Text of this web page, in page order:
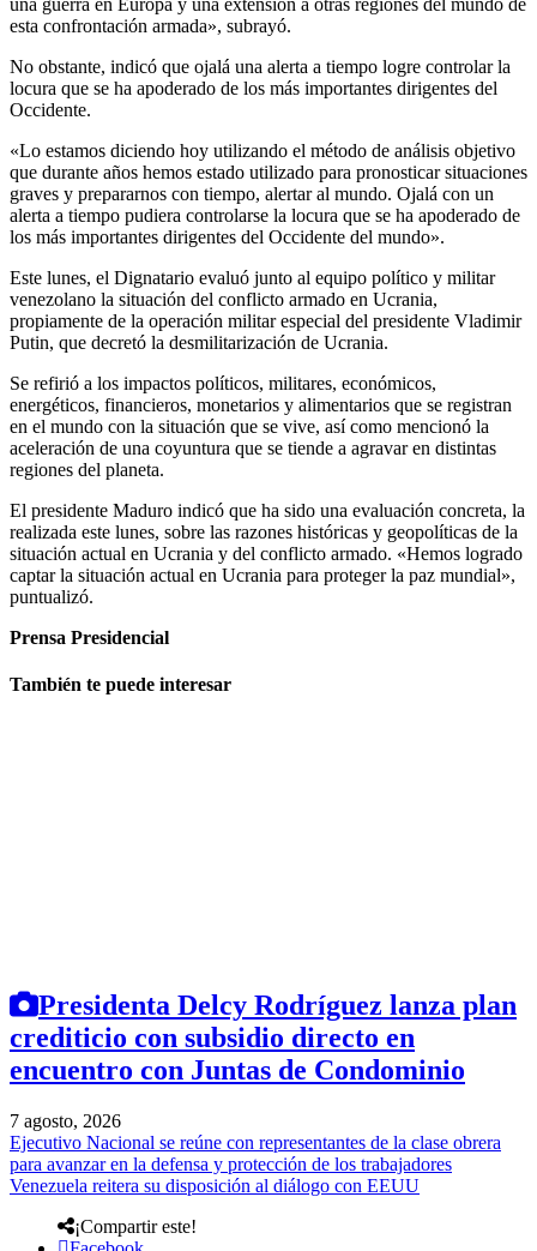
esta confrontación armada», subrayó.
No obstante, indicó que ojalá una alerta a tiempo logre controlar la
locura que se ha apoderado de los más importantes dirigentes del
Occidente.
«Lo estamos diciendo hoy utilizando el método de análisis objetivo
que durante años hemos estado utilizado para pronosticar situaciones
graves y prepararnos con tiempo, alertar al mundo. Ojalá con un
alerta a tiempo pudiera controlarse la locura que se ha apoderado de
los más importantes dirigentes del Occidente del mundo».
Este lunes, el Dignatario evaluó junto al equipo político y militar
venezolano la situación del conflicto armado en Ucrania,
propiamente de la operación militar especial del presidente Vladimir
Putin, que decretó la desmilitarización de Ucrania.
Se refirió a los impactos políticos, militares, económicos,
energéticos, financieros, monetarios y alimentarios que se registran
en el mundo con la situación que se vive, así como mencionó la
aceleración de una coyuntura que se tiende a agravar en distintas
regiones del planeta.
El presidente Maduro indicó que ha sido una evaluación concreta, la
realizada este lunes, sobre las razones históricas y geopolíticas de la
situación actual en Ucrania y del conflicto armado. «Hemos logrado
captar la situación actual en Ucrania para proteger la paz mundial»,
puntualizó.
Prensa Presidencial
También te puede interesar
Presidenta Delcy Rodríguez lanza plan
crediticio con subsidio directo en
encuentro con Juntas de Condominio
7 agosto, 2026
Ejecutivo Nacional se reúne con representantes de la clase obrera
para avanzar en la defensa y protección de los trabajadores
Venezuela reitera su disposición al diálogo con EEUU
¡Compartir este!